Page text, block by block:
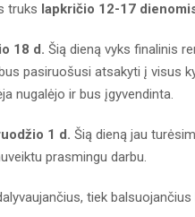
truks lapkričio 12-17
18 d. Šią dieną vyks finalinis
pasiruošusi atsakyti į visus
nugalėjo ir bus įgyvendinta.
1 d. Šią dieną jau
prasmingu darbu.
tiek